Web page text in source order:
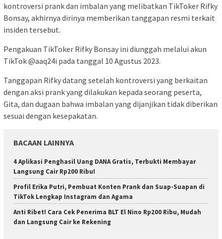
kontroversi prank dan imbalan yang melibatkan TikToker Rifky
Bonsay, akhirnya dirinya memberikan tanggapan resmi terkait
insiden tersebut.
Pengakuan TikToker Rifky Bonsay ini diunggah melalui akun
TikTok @aaq24i pada tanggal 10 Agustus 2023.
Tanggapan Rifky datang setelah kontroversi yang berkaitan
dengan aksi prank yang dilakukan kepada seorang peserta,
Gita, dan dugaan bahwa imbalan yang dijanjikan tidak diberikan
sesuai dengan kesepakatan.
BACAAN LAINNYA
4 Aplikasi Penghasil Uang DANA Gratis, Terbukti Membayar
Langsung Cair Rp200 Ribu!
Profil Erika Putri, Pembuat Konten Prank dan Suap-Suapan di
TikTok Lengkap Instagram dan Agama
Anti Ribet! Cara Cek Penerima BLT El Nino Rp200 Ribu, Mudah
dan Langsung Cair ke Rekening